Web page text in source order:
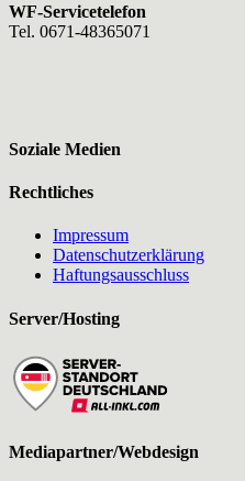
WF-Servicetelefon
Tel. 0671-48365071
Soziale Medien
Rechtliches
Impressum
Datenschutzerklärung
Haftungsausschluss
Server/Hosting
Mediapartner/Webdesign